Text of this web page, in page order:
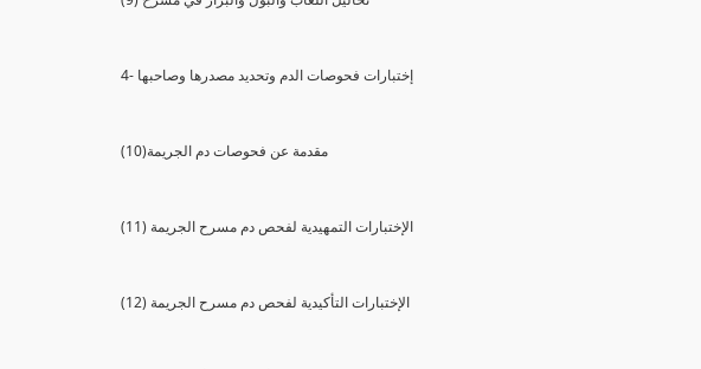
4- إختبارات فحوصات الدم وتحديد مصدرها وصاحبها
(10)مقدمة عن فحوصات دم الجريمة
(11) الإختبارات التمهيدية لفحص دم مسرح الجريمة
(12) الإختبارات التأكيدية لفحص دم مسرح الجريمة